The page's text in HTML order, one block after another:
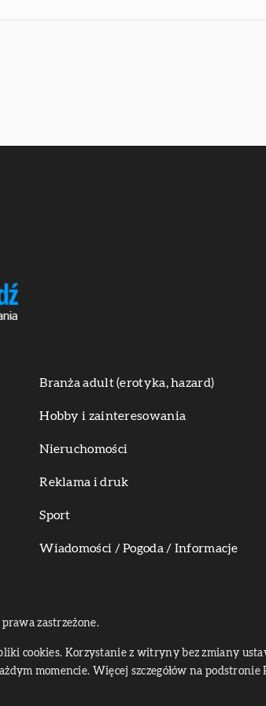
Branża adult (erotyka, hazard)
Hobby i zainteresowania
Nieruchomości
Reklama i druk
Sport
Wiadomości / Pogoda / Informacje
zastrzeżone.
cookies. Korzystanie z witryny bez zmiany
momencie. Więcej szczegółów na podstronie